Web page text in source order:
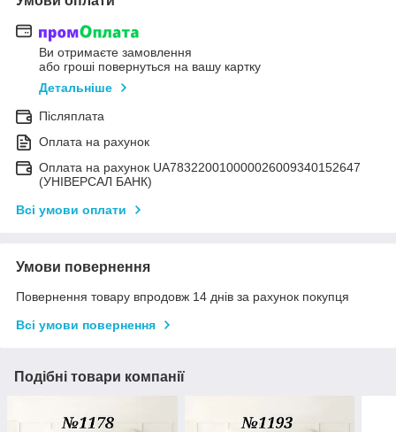
Ви отримаєте замовлення
або гроші повернуться на вашу картку
Детальніше
Післяплата
Оплата на рахунок
Оплата на рахунок UA783220010000026009340152647
(УНІВЕРСАЛ БАНК)
Всі умови оплати
Умови повернення
Повернення товару впродовж 14 днів за рахунок покупця
Всі умови повернення
Подібні товари компанії